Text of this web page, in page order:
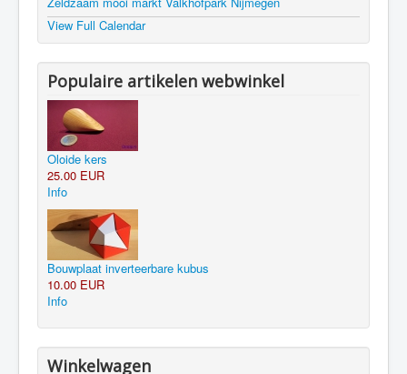
View Full Calendar
Populaire artikelen webwinkel
Oloide kers
25.00 EUR
Info
Bouwplaat inverteerbare kubus
10.00 EUR
Info
Winkelwagen